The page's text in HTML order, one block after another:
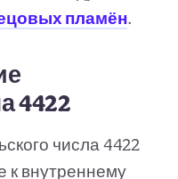
пламён.
4422
числа 4422
к внутреннему